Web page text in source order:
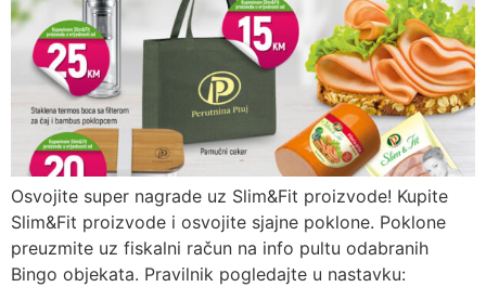
Osvojite super nagrade uz Slim&Fit proizvode! Kupite
Slim&Fit proizvode i osvojite sjajne poklone. Poklone
preuzmite uz fiskalni račun na info pultu odabranih
Bingo objekata. Pravilnik pogledajte u nastavku: